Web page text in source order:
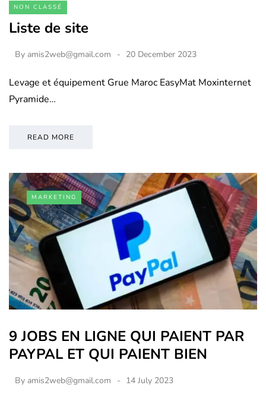
NON CLASSÉ
Liste de site
By amis2web@gmail.com 20 December 2023
Levage et équipement Grue Maroc EasyMat Moxinternet
Pyramide…
READ MORE
MARKETING
9 JOBS EN LIGNE QUI PAIENT PAR
PAYPAL ET QUI PAIENT BIEN
By amis2web@gmail.com 14 July 2023